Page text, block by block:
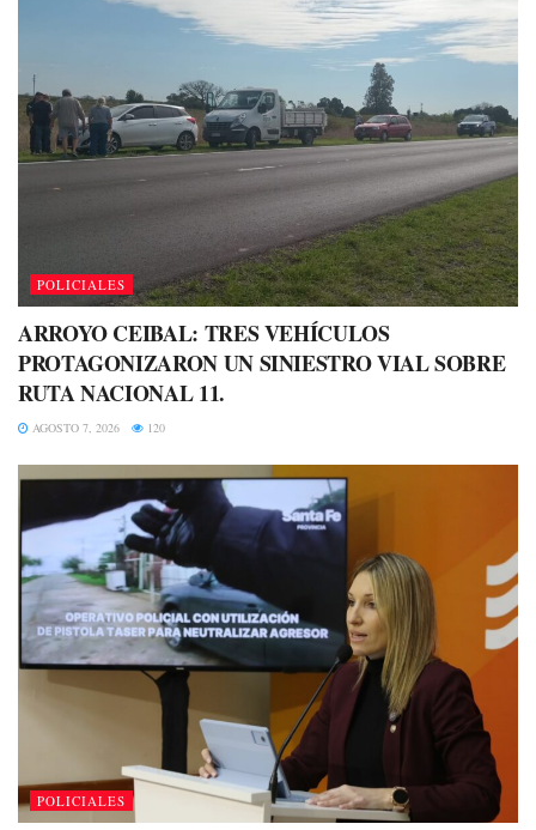
POLICIALES
ARROYO CEIBAL: TRES VEHÍCULOS
PROTAGONIZARON UN SINIESTRO VIAL SOBRE
RUTA NACIONAL 11.
AGOSTO 7, 2026 120
POLICIALES